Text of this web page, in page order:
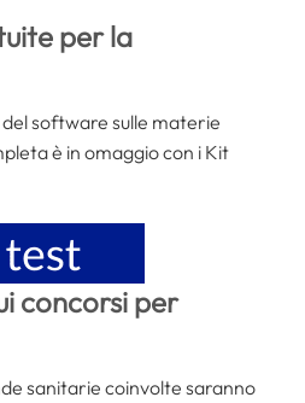
per la
software sulle materie
è in omaggio con i Kit
concorsi per
sanitarie coinvolte saranno